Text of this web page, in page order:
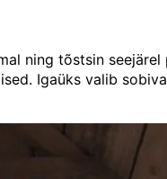
ning tõstsin
Igaüks valib